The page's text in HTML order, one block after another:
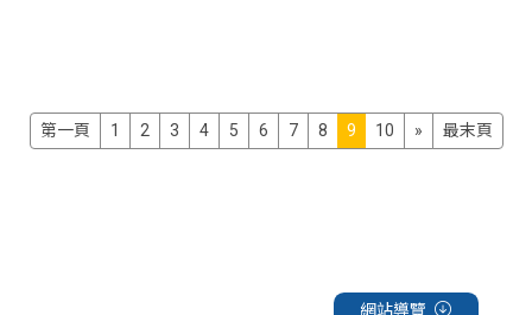
第一頁 1 2 3 4 5 6 7 8 9 10 » 最末頁
網站導覽